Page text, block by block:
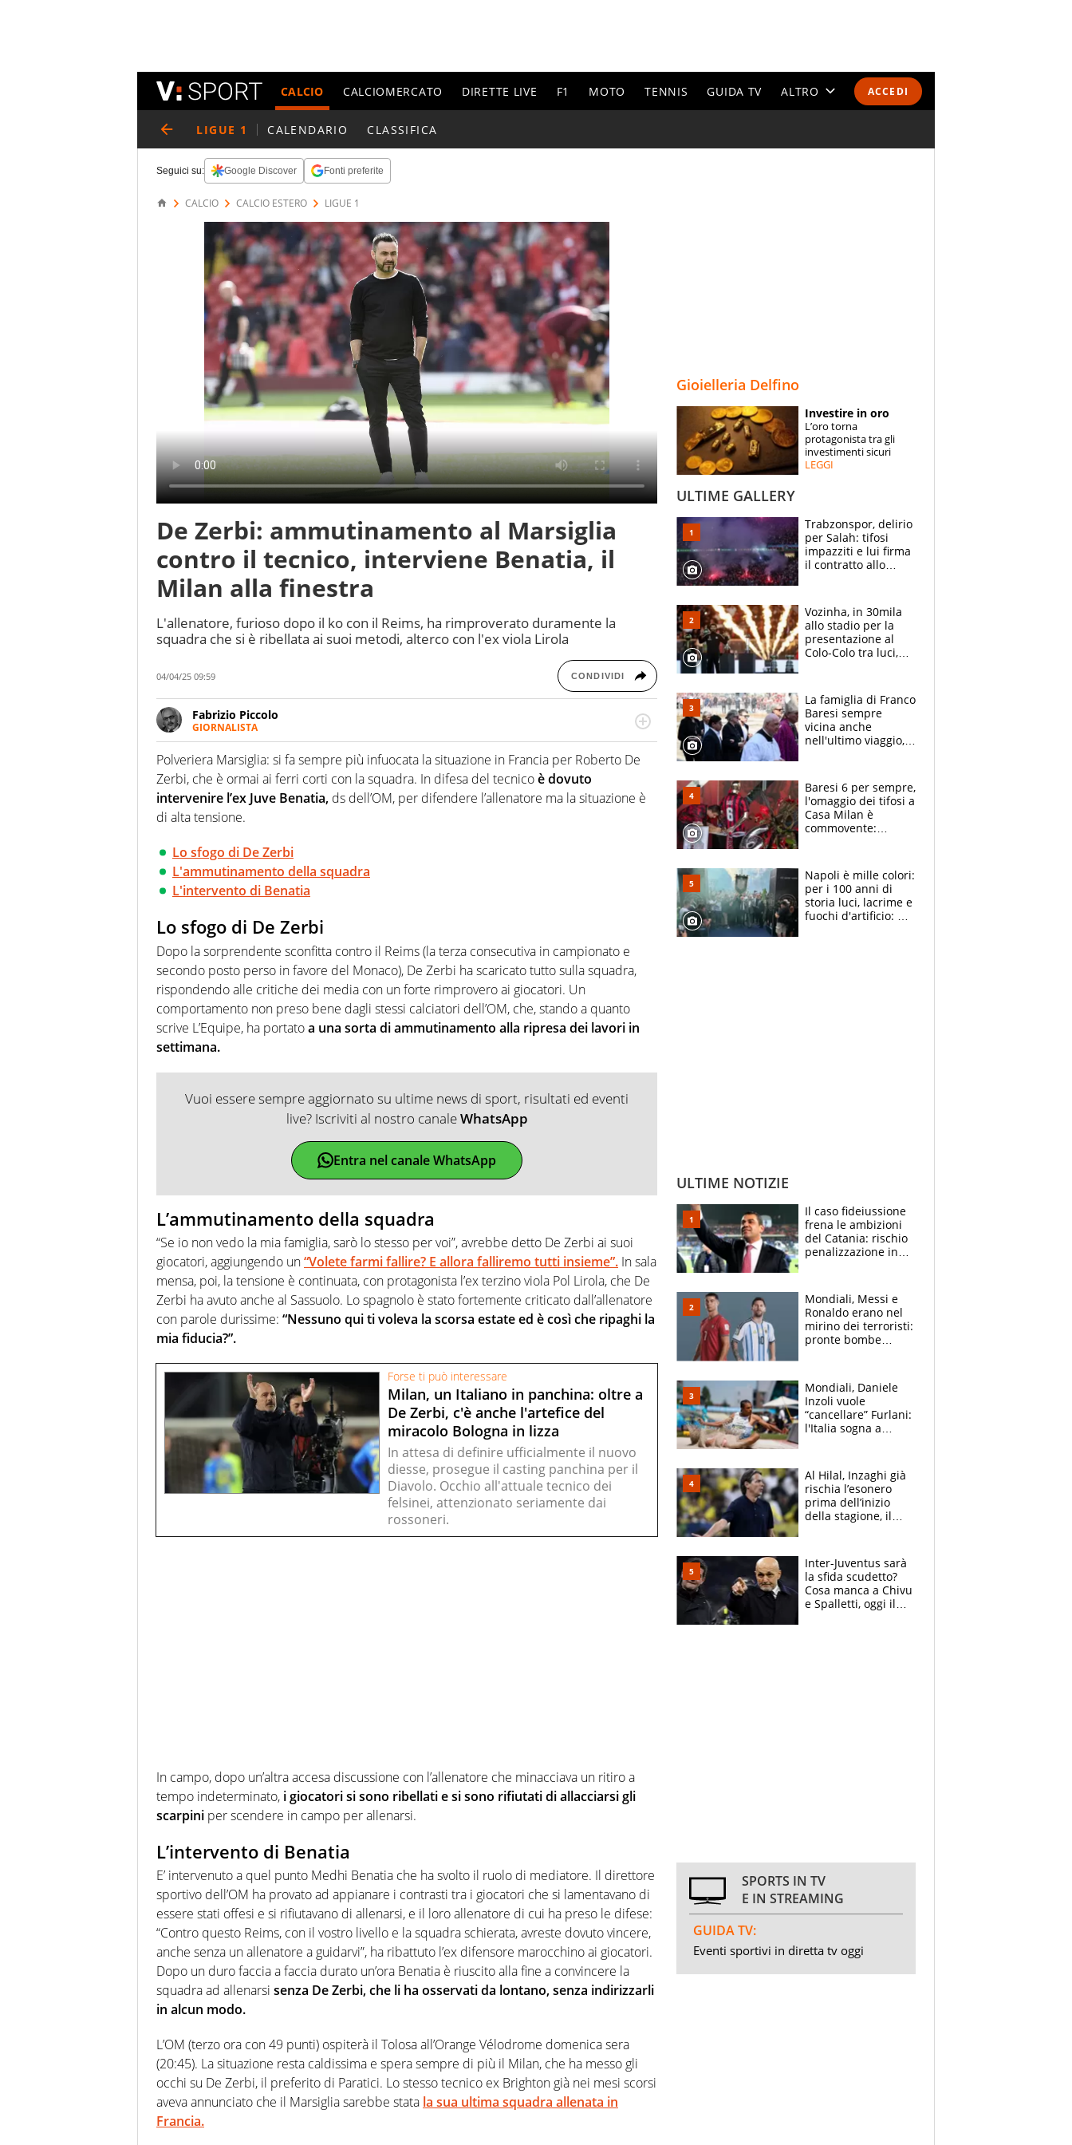
ACCEDI
CALCIO CALCIOMERCATO DIRETTE LIVE F1 MOTO TENNIS GUIDA TV ALTRO
ESPERTI
CONTATTI
LIGUE 1 CALENDARIO CLASSIFICA
Seguici su: Google Discover Fonti preferite
CALCIO CALCIO ESTERO LIGUE 1
De Zerbi: ammutinamento al Marsiglia
contro il tecnico, interviene Benatia, il
Milan alla finestra
L'allenatore, furioso dopo il ko con il Reims, ha rimproverato duramente la
squadra che si è ribellata ai suoi metodi, alterco con l'ex viola Lirola
04/04/25 09:59 CONDIVIDI
Fabrizio Piccolo
GIORNALISTA
Nella sua carriera ha seguito numerose manifestazioni sportive e collaborato con
agenzie e testate. Esperienza, competenza, conoscenza e memoria storica. Si occupa
prevalentemente di calcio
Polveriera Marsiglia: si fa sempre più infuocata la situazione in Francia per Roberto De
Zerbi, che è ormai ai ferri corti con la squadra. In difesa del tecnicoè dovuto
intervenire l’ex Juve Benatia, ds dell’OM, per difendere l’allenatore ma la situazione è
di alta tensione.
Lo sfogo di De Zerbi
L'ammutinamento della squadra
L'intervento di Benatia
Lo sfogo di De Zerbi
Dopo la sorprendente sconfitta contro il Reims (la terza consecutiva in campionato e
secondo posto perso in favore del Monaco), De Zerbi ha scaricato tutto sulla squadra,
rispondendo alle critiche dei media con un forte rimprovero ai giocatori. Un
comportamento non preso bene dagli stessi calciatori dell’OM, che, stando a quanto
scrive L’Equipe, ha portatoa una sorta di ammutinamento alla ripresa dei lavori in
settimana.
Vuoi essere sempre aggiornato su ultime news di sport, risultati ed eventi
live? Iscriviti al nostro canaleWhatsApp
Entra nel canale WhatsApp
L’ammutinamento della squadra
“Se io non vedo la mia famiglia, sarò lo stesso per voi”, avrebbe detto De Zerbi ai suoi
giocatori, aggiungendo un“Volete farmi fallire? E allora falliremo tutti insieme”. In sala
mensa, poi, la tensione è continuata, con protagonista l’ex terzino viola Pol Lirola, che De
Zerbi ha avuto anche al Sassuolo. Lo spagnolo è stato fortemente criticato dall’allenatore
con parole durissime: “Nessuno qui ti voleva la scorsa estate ed è così che ripaghi la
mia fiducia?”.
Forse ti può interessare
Milan, un Italiano in panchina: oltre a
De Zerbi, c'è anche l'artefice del
miracolo Bologna in lizza
In attesa di definire ufficialmente il nuovo
diesse, prosegue il casting panchina per il
Diavolo. Occhio all'attuale tecnico dei
felsinei, attenzionato seriamente dai
rossoneri.
In campo, dopo un’altra accesa discussione con l’allenatore che minacciava un ritiro a
tempo indeterminato, i giocatori si sono ribellati e si sono rifiutati di allacciarsi gli
scarpini per scendere in campo per allenarsi.
L’intervento di Benatia
E’ intervenuto a quel punto Medhi Benatia che ha svolto il ruolo di mediatore. Il direttore
sportivo dell’OM ha provato ad appianare i contrasti tra i giocatori che si lamentavano di
essere stati offesi e si rifiutavano di allenarsi, e il loro allenatore di cui ha preso le difese:
“Contro questo Reims, con il vostro livello e la squadra schierata, avreste dovuto vincere,
anche senza un allenatore a guidarvi”, ha ribattuto l’ex difensore marocchino ai giocatori.
Dopo un duro faccia a faccia durato un’ora Benatia è riuscito alla fine a convincere la
squadra ad allenarsi senza De Zerbi, che li ha osservati da lontano, senza indirizzarli
in alcun modo.
L’OM (terzo ora con 49 punti) ospiterà il Tolosa all’Orange Vélodrome domenica sera
(20:45). La situazione resta caldissima e spera sempre di più il Milan, che ha messo gli
occhi su De Zerbi, il preferito di Paratici. Lo stesso tecnico ex Brighton già nei mesi scorsi
aveva annunciato che il Marsiglia sarebbe stata la sua ultima squadra allenata in
Francia.
Gioielleria Delfino
Investire in oro
L’oro torna
protagonista tra gli
investimenti sicuri
LEGGI
ULTIME GALLERY
Trabzonspor, delirio
per Salah: tifosi
impazziti e lui firma
il contratto allo
Vozinha, in 30mila
allo stadio per la
presentazione al
Colo-Colo tra luci,
La famiglia di Franco
Baresi sempre
vicina anche
nell'ultimo viaggio,
circondati
dall'affetto dei tifosi
Baresi 6 per sempre,
l'omaggio dei tifosi a
Casa Milan è
commovente:
bigliettini
Napoli è mille colori:
per i 100 anni di
storia luci, lacrime e
fuochi d'artificio: De
ULTIME NOTIZIE
Il caso fideiussione
frena le ambizioni
del Catania: rischio
penalizzazione in
Mondiali, Messi e
Ronaldo erano nel
mirino dei terroristi:
pronte bombe
Mondiali, Daniele
Inzoli vuole
“cancellare” Furlani:
l'Italia sogna a
finale
Al Hilal, Inzaghi già
rischia l’esonero
prima dell’inizio
della stagione, il
Inter-Juventus sarà
la sfida scudetto?
Cosa manca a Chivu
e Spalletti, oggi il
SPORTS IN TV
E IN STREAMING
GUIDA TV:
Eventi sportivi in diretta tv oggi